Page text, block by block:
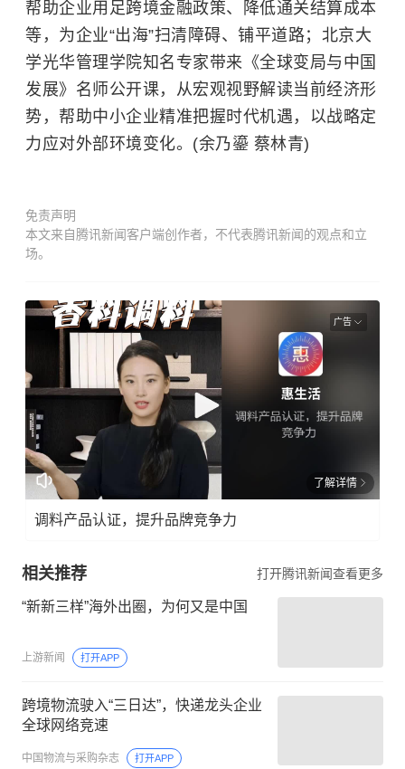
帮助企业用足跨境金融政策、降低通关结算成本
等，为企业“出海”扫清障碍、铺平道路；北京大
学光华管理学院知名专家带来《全球变局与中国
发展》名师公开课，从宏观视野解读当前经济形
势，帮助中小企业精准把握时代机遇，以战略定
力应对外部环境变化。(余乃鎏 蔡林青)
免责声明
本文来自腾讯新闻客户端创作者，不代表腾讯新闻的观点和立
场。
广告
了解详情
调料产品认证，提升品牌竞争力
相关推荐 打开腾讯新闻查看更多
“新新三样”海外出圈，为何又是中国
上游新闻 打开APP
跨境物流驶入“三日达”，快递龙头企业
全球网络竞速
中国物流与采购杂志 打开APP